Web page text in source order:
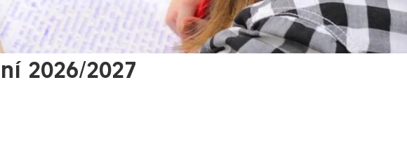
2026/2027